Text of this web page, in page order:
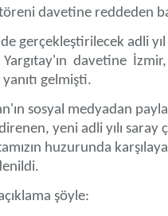
töreni davetine reddeden
gerçekleştirilecek adli yıl
davetine
gelmişti.
sosyal medyadan
direnen, yeni adli yılı
huzurunda
şöyle: